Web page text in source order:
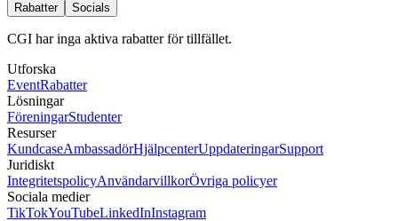
Rabatter Socials
CGI har inga aktiva rabatter för tillfället.
Utforska
EventRabatter
Lösningar
FöreningarStudenter
Resurser
KundcaseAmbassadörHjälpcenterUppdateringarSupport
Juridiskt
IntegritetspolicyAnvändarvillkorÖvriga policyer
Sociala medier
TikTokYouTubeLinkedInInstagram